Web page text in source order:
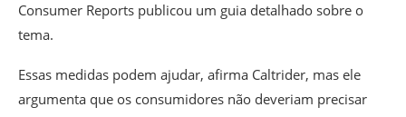
Consumer Reports publicou um guia detalhado sobre o
tema.
Essas medidas podem ajudar, afirma Caltrider, mas ele
argumenta que os consumidores não deveriam precisar